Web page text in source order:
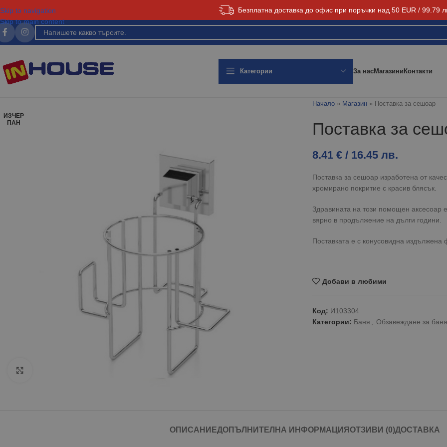
Безплатна доставка до офис при поръчки над 50 EUR / 99.79
Skip to navigation
Skip to main content
Категории За насМагазиниКонтакти
ИЗЧЕР
ПАН
Начало» Магазин» Поставка за сешоар
Поставка за
8.41 € / 16.45 лв.
Поставка за сешоар изработена от
хромирано покритие с красив блясък.
Здравината на този помощен аксесоар
вярно в продължение на дълги години.
Поставката е с конусовидна издължена
Добави в любими
Код: И103304
Категории: Баня Обзавеждане за баня
ОПИСАНИЕДОПЪЛНИТЕЛНА ИНФОРМАЦИЯ ОТЗИВИ (0)ДОСТАВКА